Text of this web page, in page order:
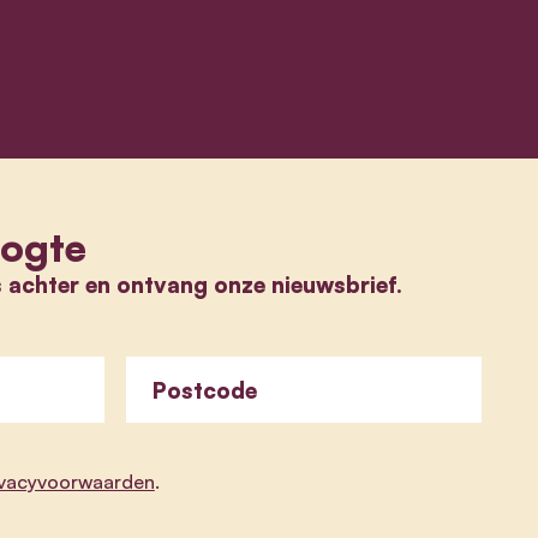
en ontvang onze nieuwsbrief.
Postcode
.